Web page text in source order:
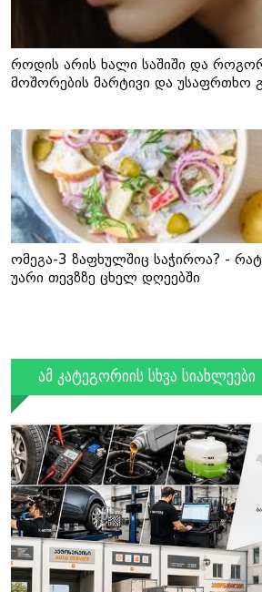
როდის არის ხალი საშიში და
მოშორების მარტივი და უსაფრთხო
ომეგა-3 ზაფხულშიც საჭიროა? -
უარი თევზზე ცხელ დღეებში
ამ კატეგორიის სხვა სიახლეები